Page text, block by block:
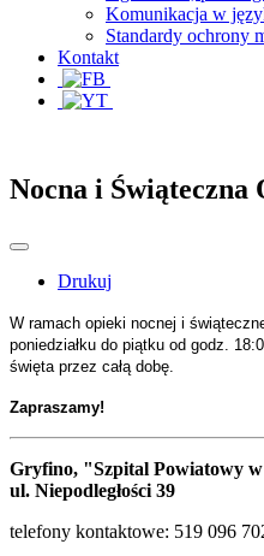
Komunikacja w
Standardy ochrony
Kontakt
Nocna i Świąteczna
Drukuj
W ramach opieki nocnej i
poniedziałku do piątku od godz.
święta przez całą dobę.
Zapraszamy!
Gryfino, "Szpital Powiatowy
ul. Niepodległości 39
telefony kontaktowe: 519 096